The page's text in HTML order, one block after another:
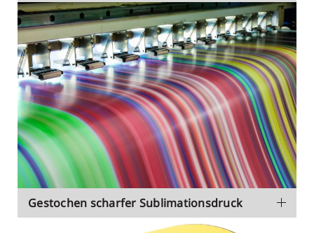
Gestochen scharfer Sublimationsdruck